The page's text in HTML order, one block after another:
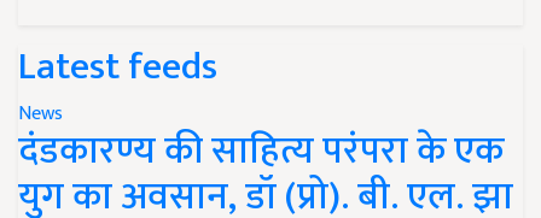
Latest feeds
News
दंडकारण्य की साहित्य परंपरा के एक
युग का अवसान, डॉ (प्रो). बी. एल. झा